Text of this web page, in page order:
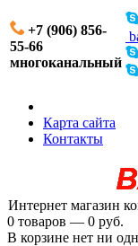
+7 (906) 856-
55-66
многоканальный
Карта сайта
Контакты
Интернет магазин
0 товаров — 0 руб.
В корзине нет ни